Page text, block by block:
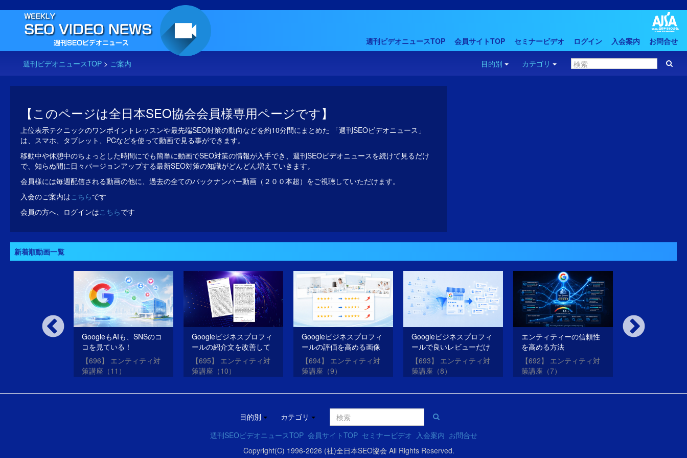
週刊ビデオニュースTOP 会員サイトTOP セミナービデオ ログイン 入会案内 お問合せ
週刊ビデオニュースTOP > ご案内 目的別 カテゴリ
【このページは全日本SEO協会会員様専用ページです】
上位表示テクニックのワンポイントレッスンや最先端SEO対策の動向などを約10分間にまとめた 「週刊SEOビデオニュース」
は、スマホ、タブレット、PCなどを使って動画で見る事ができます。
移動中や休憩中のちょっとした時間にでも簡単に動画でSEO対策の情報が入手でき、週刊SEOビデオニュースを続けて見るだけ
で、知らぬ間に日々バージョンアップする最新SEO対策の知識がどんどん増えていきます。
会員様には毎週配信される動画の他に、過去の全てのバックナンバー動画（２００本超）をご視聴していただけます。
入会のご案内はこちらです
会員の方へ、ログインはこちらです
新着順動画一覧
SEOだけのサ
GoogleもAIも、SNSのコ
コを見ている！
【696】 エンティティ対
策講座（11）
Googleビジネスプロフィ
ールの紹介文を改善して
SEO・MEO・AIOを成功
させる方法
【695】 エンティティ対
策講座（10）
Googleビジネスプロフィ
ールの評価を高める画像
を投稿する方法
【694】 エンティティ対
策講座（9）
Googleビジネスプロフィ
ールで良いレビューだけ
を獲得する方法
【693】 エンティティ対
策講座（8）
エンティティーの信頼性
を高める方法
【692】 エンティティ対
策講座（7）
内部対策も外部
目的別
カテゴリ
週刊SEOビデオニュースTOP 会員サイトTOP セミナービデオ 入会案内 お問合せ
Copyright(C) 1996-2026 (社)全日本SEO協会 All Rights Reserved.